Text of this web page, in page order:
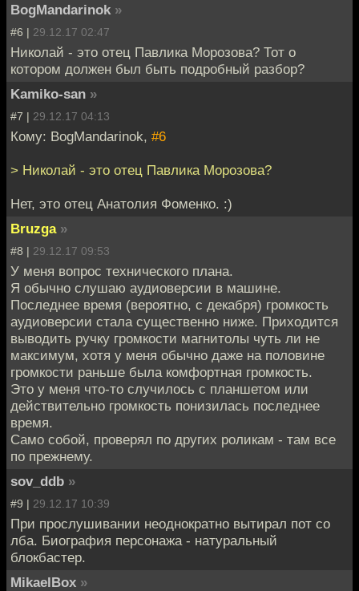
BogMandarinok »
#6 | 29.12.17 02:47
Николай - это отец Павлика Морозова? Тот о
котором должен был быть подробный разбор?
Kamiko-san »
#7 | 29.12.17 04:13
Кому: BogMandarinok, #6
> Николай - это отец Павлика Морозова?
Нет, это отец Анатолия Фоменко. :)
Bruzga »
#8 | 29.12.17 09:53
У меня вопрос технического плана.
Я обычно слушаю аудиоверсии в машине.
Последнее время (вероятно, с декабря) громкость
аудиоверсии стала существенно ниже. Приходится
выводить ручку громкости магнитолы чуть ли не
максимум, хотя у меня обычно даже на половине
громкости раньше была комфортная громкость.
Это у меня что-то случилось с планшетом или
действительно громкость понизилась последнее
время.
Само собой, проверял по других роликам - там все
по прежнему.
sov_ddb »
#9 | 29.12.17 10:39
При прослушивании неоднократно вытирал пот со
лба. Биография персонажа - натуральный
блокбастер.
MikaelBox »